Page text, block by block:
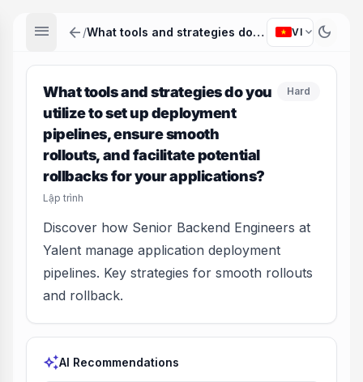
menu arrow_back / What tools and strategies do you utilize to set up deployment pipelines, ensure smooth rollouts, and facilitate potential rollbacks for your applications? VI expand_more dark_mode
What tools and strategies do you
utilize to set up deployment
pipelines, ensure smooth
rollouts, and facilitate potential
rollbacks for your applications?
Lập trình
Hard
Discover how Senior Backend Engineers at
Yalent manage application deployment
pipelines. Key strategies for smooth rollouts
and rollback.
auto_awesomeAI Recommendations